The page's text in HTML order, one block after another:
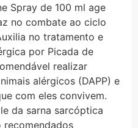
Spray de 100 ml age
no combate ao ciclo
no tratamento e
por Picada de
realizar
alérgicos (DAPP) e
com eles convivem.
da sarna sarcóptica
recomendados